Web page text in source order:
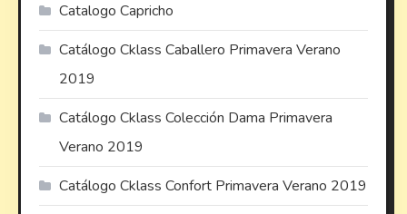
Catalogo Capricho
Catálogo Cklass Caballero Primavera Verano
2019
Catálogo Cklass Colección Dama Primavera
Verano 2019
Catálogo Cklass Confort Primavera Verano 2019